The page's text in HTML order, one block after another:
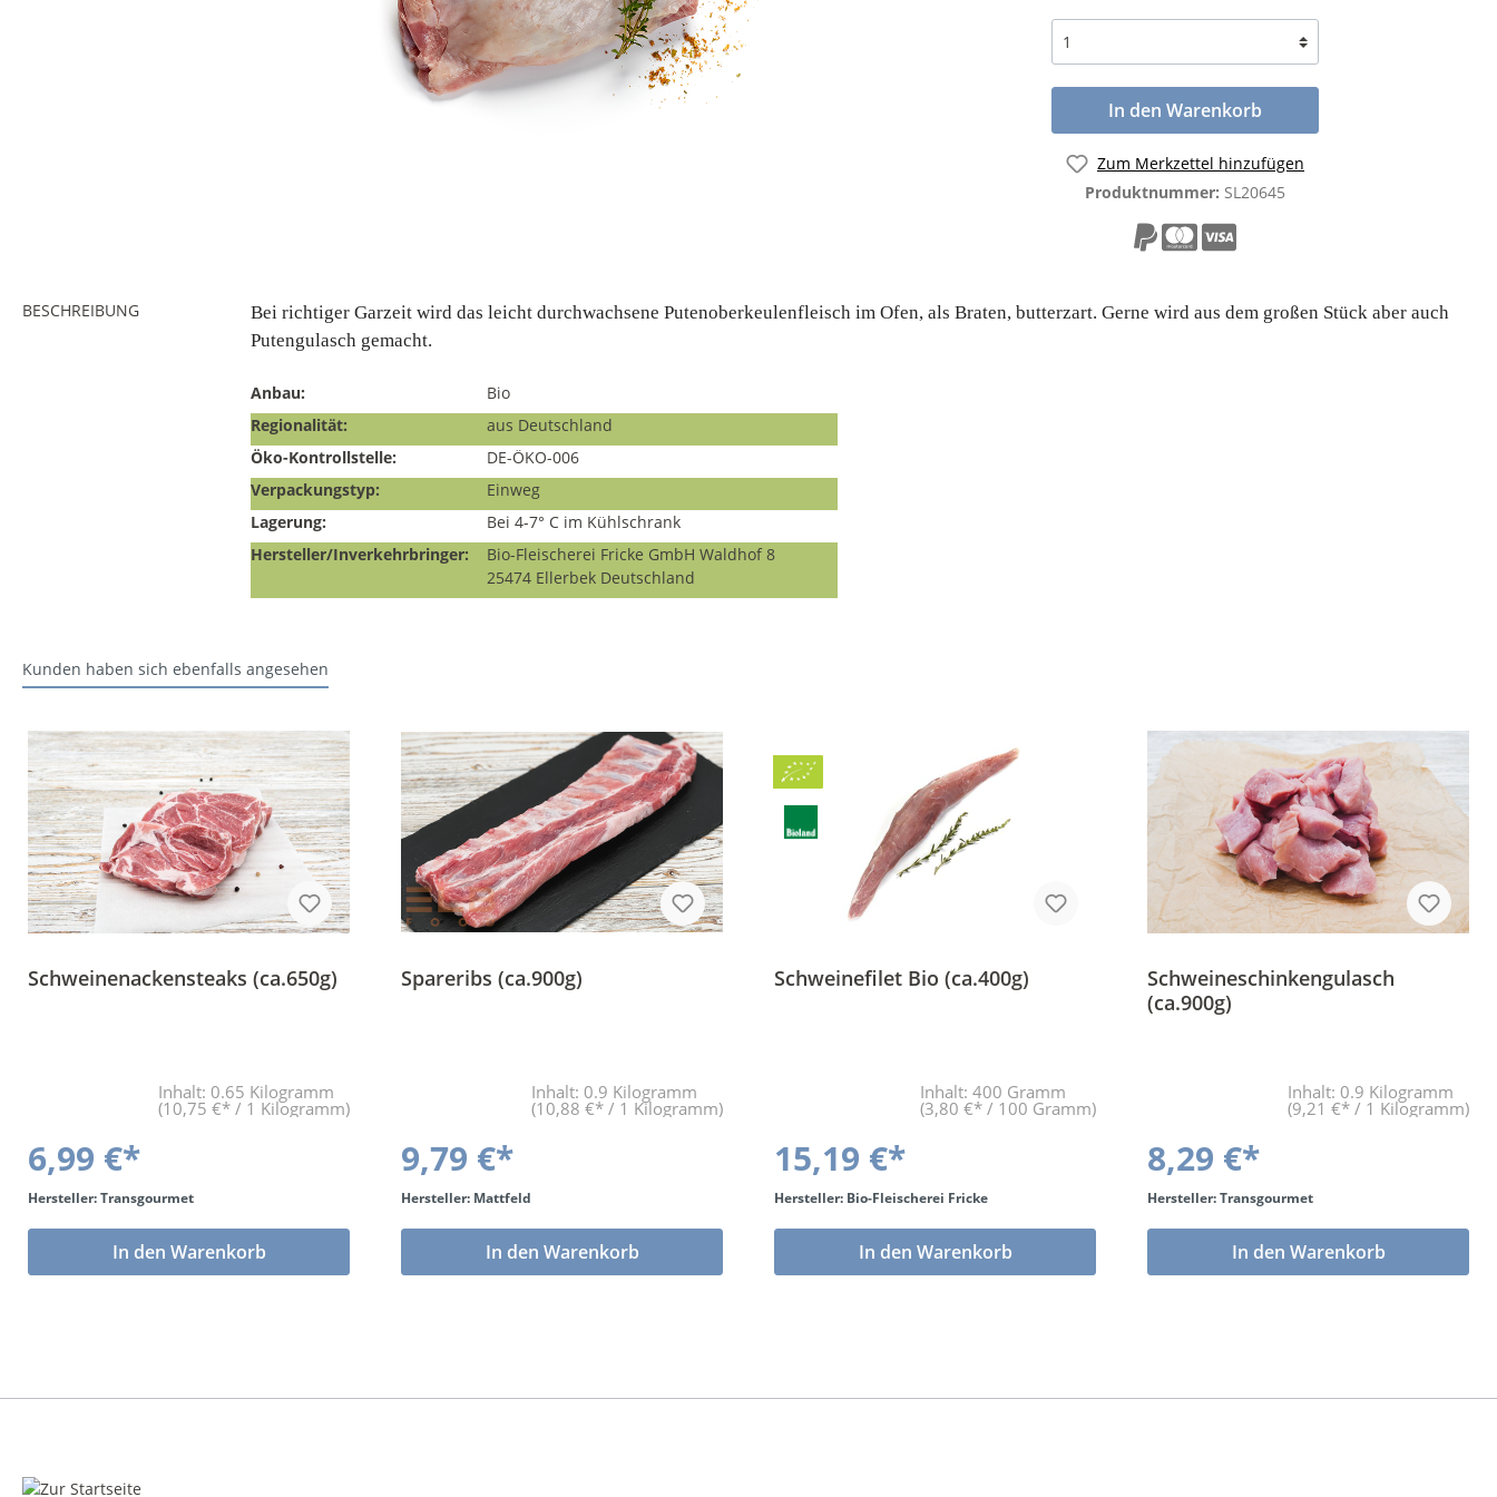
In den Warenkorb
Zum Merkzettel hinzufügen
Produktnummer: SL20645
BESCHREIBUNG
Bei richtiger Garzeit wird das leicht durchwachsene Putenoberkeulenfleisch im Ofen, als Braten, butterzart. Gerne wird aus dem großen Stück aber auch
Putengulasch gemacht.
Anbau:
Bio
Regionalität:
aus Deutschland
Öko-Kontrollstelle:
DE-ÖKO-006
Verpackungstyp:
Einweg
Lagerung:
Bei 4-7° C im Kühlschrank
Hersteller/Inverkehrbringer:
Bio-Fleischerei Fricke GmbH Waldhof 8
25474 Ellerbek Deutschland
Kunden haben sich ebenfalls angesehen
Schweinenackensteaks (ca.650g)
Inhalt: 0.65 Kilogramm
(10,75 €* / 1 Kilogramm)
6,99 €*
Hersteller: Transgourmet
In den Warenkorb
Spareribs (ca.900g)
Inhalt: 0.9 Kilogramm
(10,88 €* / 1 Kilogramm)
9,79 €*
Hersteller: Mattfeld
In den Warenkorb
Bio
BLa
Schweinefilet Bio (ca.400g)
Inhalt: 400 Gramm
(3,80 €* / 100 Gramm)
15,19 €*
Hersteller: Bio-Fleischerei Fricke
In den Warenkorb
Schweineschinkengulasch
(ca.900g)
Inhalt: 0.9 Kilogramm
(9,21 €* / 1 Kilogramm)
8,29 €*
Hersteller: Transgourmet
In den Warenkorb